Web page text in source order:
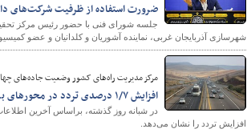
ضرورت استفاده از ظرفیت‌ شرکت‌های
جلسه شورای فنی با حضور رئیس مرکز
شهرسازی آذربایجان غربی، نماینده آشوریان و کلدانیان و عضو
مرکز مدیریت راه‌های کشور وضعیت جاده‌های
افزایش ۱/۷ درصدی تردد در محورهای برون‌شهری
افزایش تردد را نشان می‌دهد.